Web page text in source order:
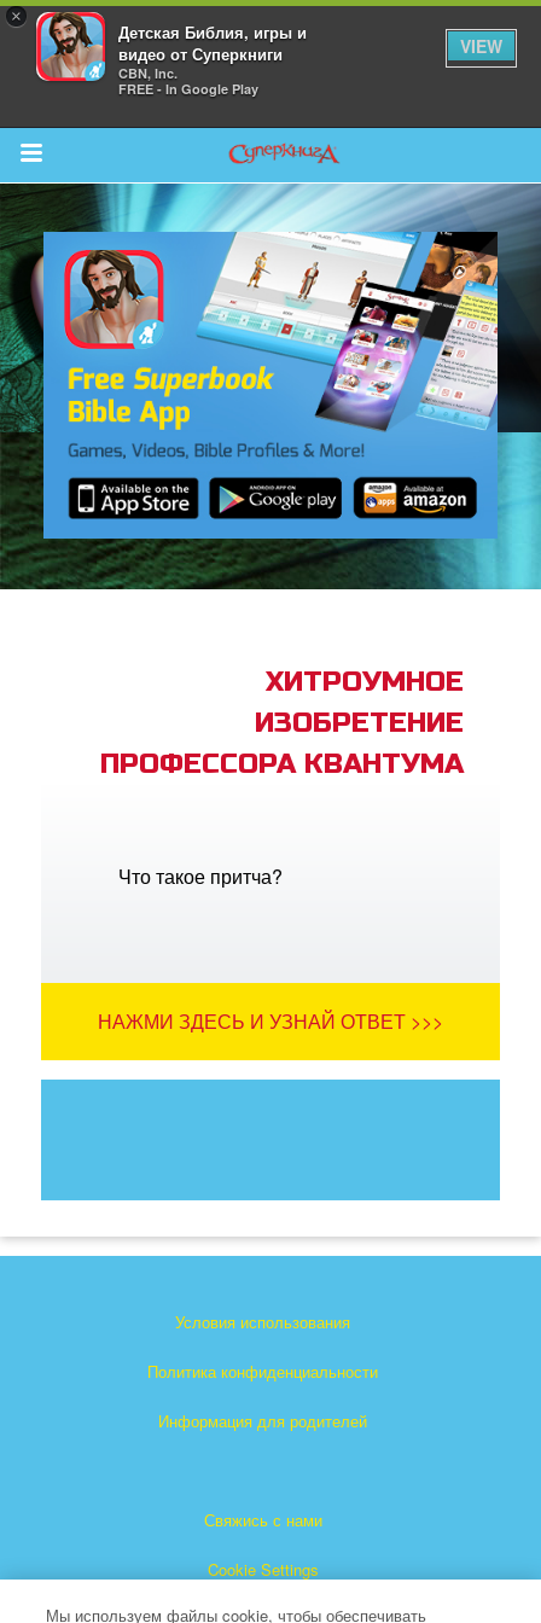
×
Детская Библия, игры и
видео от Суперкниги
CBN, Inc.
FREE - In Google Play
VIEW
Return to Content
Bible App
ХИТРОУМНОЕ
ИЗОБРЕТЕНИЕ
ПРОФЕССОРА КВАНТУМА
Что такое притча?
НАЖМИ ЗДЕСЬ И УЗНАЙ ОТВЕТ >>>
Условия использования
Политика конфиденциальности
Информация для родителей
Свяжись с нами
Cookie Settings
Мы используем файлы cookie, чтобы обеспечивать